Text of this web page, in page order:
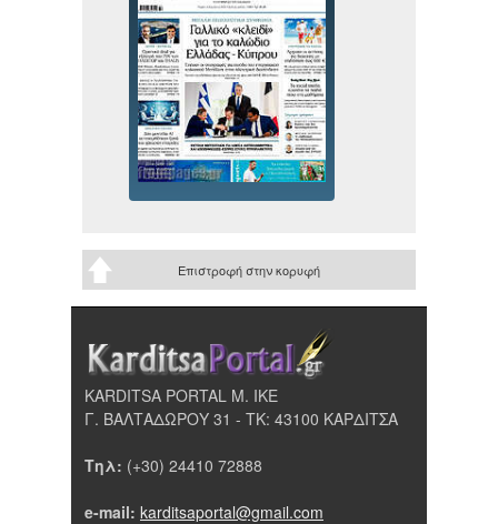
Επιστροφή στην κορυφή
KARDITSA PORTAL Μ. ΙΚΕ
Γ. ΒΑΛΤΑΔΩΡΟΥ 31 - ΤΚ: 43100 ΚΑΡΔΙΤΣΑ
Τηλ: (+30) 24410 72888
e-mail: karditsaportal@gmail.com